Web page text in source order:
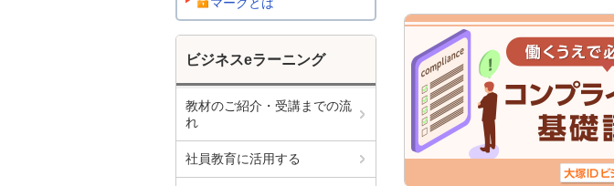
ビジネスeラーニング
教材のご紹介・受講までの流
れ
社員教育に活用する